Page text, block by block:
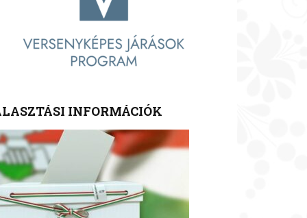
INFORMÁCIÓK